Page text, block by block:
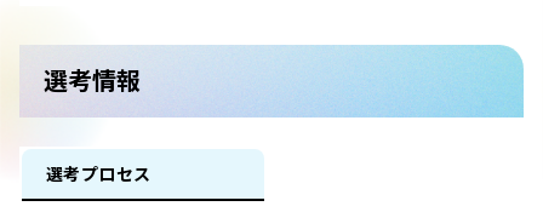
選考情報
選考プロセス